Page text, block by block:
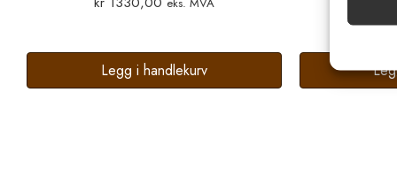
og
Legg i handlekurv